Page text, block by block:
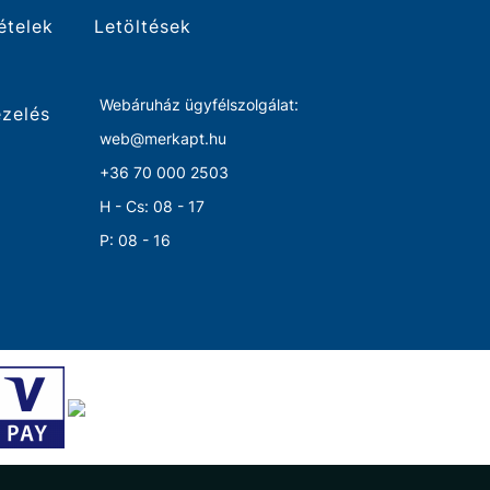
Letöltések
Webáruház ügyfélszolgálat:
web@merkapt.hu
+36 70 000 2503
H - Cs: 08 - 17
P: 08 - 16